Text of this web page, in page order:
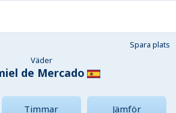
Spara plats
Väder
de Mercado
Timmar Jämför